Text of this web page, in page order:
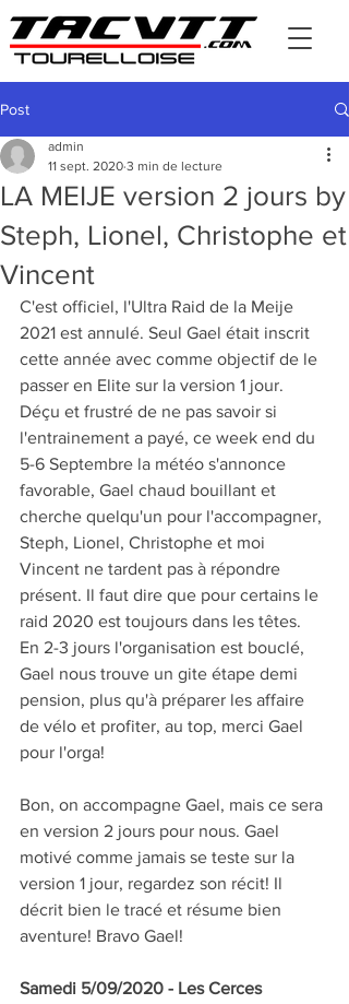
Post
LA MEIJE version 2 jours by
Steph, Lionel, Christophe et
Vincent
admin
11 sept. 2020 3 min de lecture
C'est officiel, l'Ultra Raid de la Meije
2021 est annulé. Seul Gael était inscrit
cette année avec comme objectif de le
passer en Elite sur la version 1 jour.
Déçu et frustré de ne pas savoir si
l'entrainement a payé, ce week end du
5-6 Septembre la météo s'annonce
favorable, Gael chaud bouillant et
cherche quelqu'un pour l'accompagner,
Steph, Lionel, Christophe et moi
Vincent ne tardent pas à répondre
présent. Il faut dire que pour certains le
raid 2020 est toujours dans les têtes.
En 2-3 jours l'organisation est bouclé,
Gael nous trouve un gite étape demi
pension, plus qu'à préparer les affaire
de vélo et profiter, au top, merci Gael
pour l'orga!
Bon, on accompagne Gael, mais ce sera
en version 2 jours pour nous. Gael
motivé comme jamais se teste sur la
version 1 jour, regardez son récit! Il
décrit bien le tracé et résume bien
aventure! Bravo Gael!
Samedi 5/09/2020 - Les Cerces